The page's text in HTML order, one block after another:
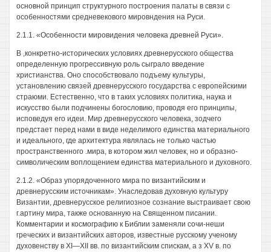
основной принцип структурного построения палаты в связи с
особенностями средневекового мировндения на Руси.
2.1.1. «Особенности мировидения человека древней Руси».
В ,конкретно-исторических условиях древнерусского общества
определенную прогрессивную роль сыграло введение
христианства. Оно способствовало подъему культуры,
установлению связей древнерусского государства с европейскими
страюми. Естественно, что в таких условиях политика, наука и
искусство были подчинены богословию, проводя его принципы,
исповедуя его идеи. Мир древнерусского человека, зодчего
предстает перед нами в виде неделимого единства материального
и идеального, где архитектура являлась не только частью
пространственного .мира, в котором жил человек, но и образно-
символическим воплощением единства материального и духовного.
2.1.2. «Образ упорядоченного мира по византийским и
древнерусским источникам». Унаследовав духовную культуру
Византии, древнерусское религиозное сознание выстраивает свою
г.артину мира, также основанную на Священном писании.
Комментарии и космографию к Библии заменяли сочи-неши
греческих и византийских авторов, известные русскому ученому
духовенству в XI—XII вв. по византийским спискам, а з XV в. по